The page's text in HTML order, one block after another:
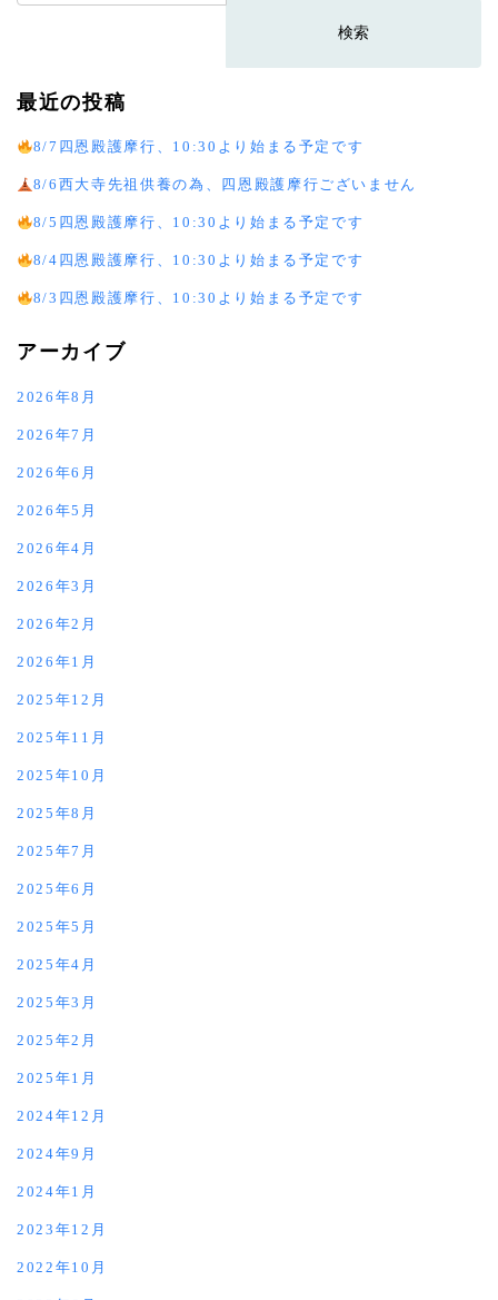
索:
最近の投稿
8/7四恩殿護摩行、10:30より始まる予定です
8/6西大寺先祖供養の為、四恩殿護摩行ございません
8/5四恩殿護摩行、10:30より始まる予定です
8/4四恩殿護摩行、10:30より始まる予定です
8/3四恩殿護摩行、10:30より始まる予定です
アーカイブ
2026年8月
2026年7月
2026年6月
2026年5月
2026年4月
2026年3月
2026年2月
2026年1月
2025年12月
2025年11月
2025年10月
2025年8月
2025年7月
2025年6月
2025年5月
2025年4月
2025年3月
2025年2月
2025年1月
2024年12月
2024年9月
2024年1月
2023年12月
2022年10月